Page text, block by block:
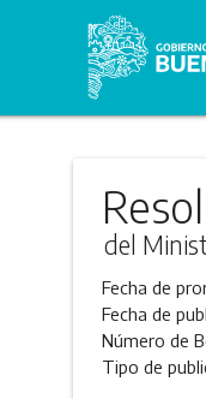
del
Fecha de
Fecha de
Número de
Tipo de